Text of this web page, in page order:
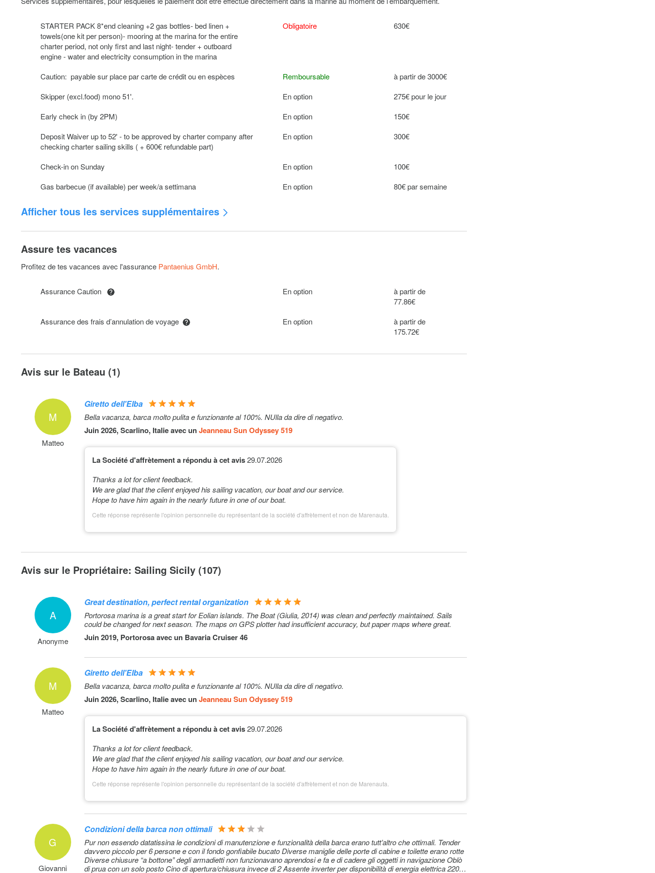
STARTER PACK 8*end cleaning +2 gas bottles- bed linen +
towels(one kit per person)- mooring at the marina for the entire
charter period, not only first and last night- tender + outboard
engine - water and electricity consumption in the marina
Obligatoire 630€
Caution: payable sur place par carte de crédit ou en espèces Remboursable
à partir de 3000€
Skipper (excl.food) mono 51'.
En option
275€ pour le jour
Early check in (by 2PM)
En option
150€
Deposit Waiver up to 52' - to be approved by charter company after
checking charter sailing skills ( + 600€ refundable part)
En option 300€
Check-in on Sunday En option
100€
Gas barbecue (if available) per week/a settimana
En option 80€ par semaine
Afficher tous les services supplémentaires
SUP per week/a settimana En option
100€ par
Safety net
more)
semaine
Mastercard)
Beach towels / per person
Assure tes vacances
Profitez de tes vacances avec l'assurance Pantaenius GmbH.
Assurance Caution En option
à partir de
77.86€
Assurance des frais d’annulation de voyage
En option
à partir de
175.72€
Avis sur le Bateau (1)
M
Matteo
Giretto dell'Elba
Bella vacanza, barca molto pulita e funzionante al 100%. NUlla da dire di negativo.
Juin 2026, Scarlino, Italie avec unJeanneau Sun Odyssey 519
La Société d'affrètement a répondu à cet avis29.07.2026
Thanks a lot for client feedback.
We are glad that the client enjoyed his sailing vacation, our boat and our service.
Hope to have him again in the nearly future in one of our boat.
Cette réponse représente l'opinion personnelle du représentant de la société d'affrètement et non de Marenauta.
Avis sur le Propriétaire: Sailing Sicily (107)
A
Anonyme
Great destination, perfect rental organization
Portorosa marina is a great start for Eolian islands. The Boat (Giulia, 2014) was clean and perfectly maintained. Sails
could be changed for next season. The maps on GPS plotter had insufficient accuracy, but paper maps where great.
Juin 2019, Portorosa avec un Bavaria Cruiser 46
M
Matteo
Giretto dell'Elba
Bella vacanza, barca molto pulita e funzionante al 100%. NUlla da dire di negativo.
Juin 2026, Scarlino, Italie avec unJeanneau Sun Odyssey 519
La Société d'affrètement a répondu à cet avis29.07.2026
Thanks a lot for client feedback.
We are glad that the client enjoyed his sailing vacation, our boat and our service.
Hope to have him again in the nearly future in one of our boat.
Cette réponse représente l'opinion personnelle du représentant de la société d'affrètement et non de Marenauta.
G
Giovanni
Condizioni della barca non ottimali
Pur non essendo datatissina le condizioni di manutenzione e funzionalità della barca erano tutt’altro che ottimali. Tender
davvero piccolo per 6 persone e con il fondo gonfiabile bucato Diverse maniglie delle porte di cabine e toilette erano rotte
Diverse chiusure “a bottone” degli armadietti non funzionavano aprendosi e fa e di cadere gli oggetti in navigazione Oblò
di prua con un solo posto Cino di apertura/chiusura invece di 2 Assente inverter per disponibilità di energia elettrica 220